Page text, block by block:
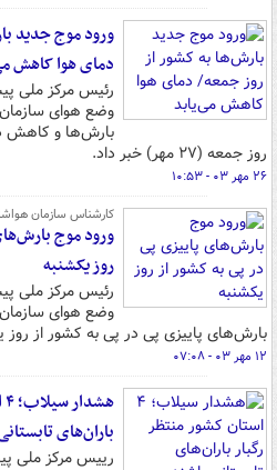
ورود موج جدید
دمای هوا کاهش
رئیس مرکز ملی
وضع هوای
بارش‌ها و کاهش
روز جمعه (۲۷ مهر) خبر داد.
۲۶ مهر ۰۳ - ۱۰:۵۳
کارشناس سازمان
ورود موج
روز یکشنبه
رئیس مرکز ملی
وضع هوای
بارش‌های پاییزی پی در پی به کشور از روز یکشنبه (۱۵
۱۲ مهر ۰۳ - ۰۷:۰۸
باران‌های
رییس مرکز ملی